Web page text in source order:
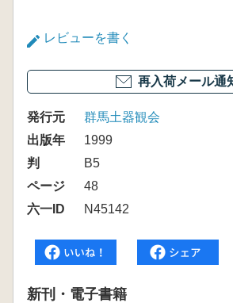
レビューを書く
再入荷メール通
発行元
群馬土器観会
出版年
1999
判
B5
ページ
48
六一ID
N45142
新刊・電子書籍